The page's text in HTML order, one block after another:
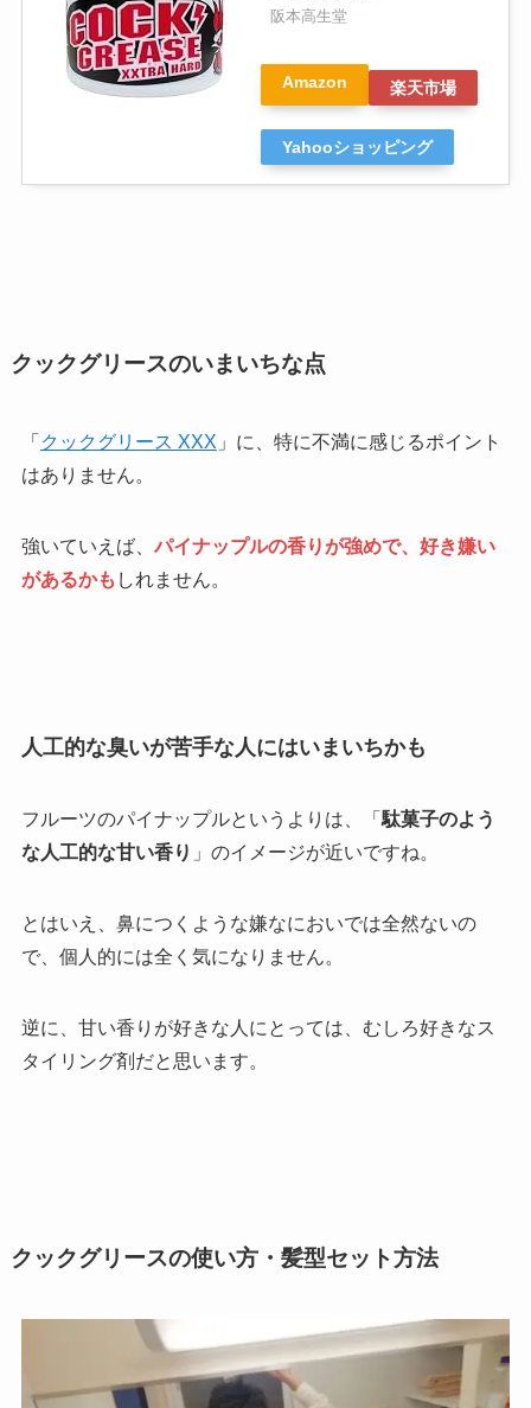
阪本高生堂
Amazon 楽天市場
Yahooショッピング
クックグリースのいまいちな点
「 クックグリース XXX 」に、特に不満に感じるポイント
はありません。
強いていえば、 パイナップルの香りが強めで、好き嫌い
があるかも しれません。
人工的な臭いが苦手な人にはいまいちかも
フルーツのパイナップルというよりは、「 駄菓子のよう
な人工的な甘い香り 」のイメージが近いですね。
とはいえ、鼻につくような嫌なにおいでは全然ないの
で、個人的には全く気になりません。
逆に、甘い香りが好きな人にとっては、むしろ好きなス
タイリング剤だと思います。
クックグリースの使い方・髪型セット方法